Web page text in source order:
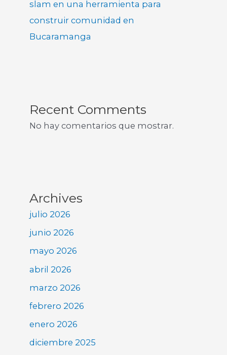
slam en una herramienta para
construir comunidad en
Bucaramanga
Recent Comments
No hay comentarios que mostrar.
Archives
julio 2026
junio 2026
mayo 2026
abril 2026
marzo 2026
febrero 2026
enero 2026
diciembre 2025